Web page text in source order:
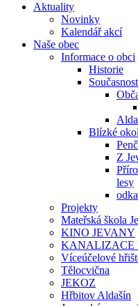
Aktuality
Novinky
Kalendář akcí
Naše obec
Informace o obci
Historie
Současnost
Blízké
Z
lesy
Projekty
Mateřská škola
KINO JEVANY
KANALIZACE
Víceúčelové
Tělocvična
JEKOZ
Hřbitov Aldašín